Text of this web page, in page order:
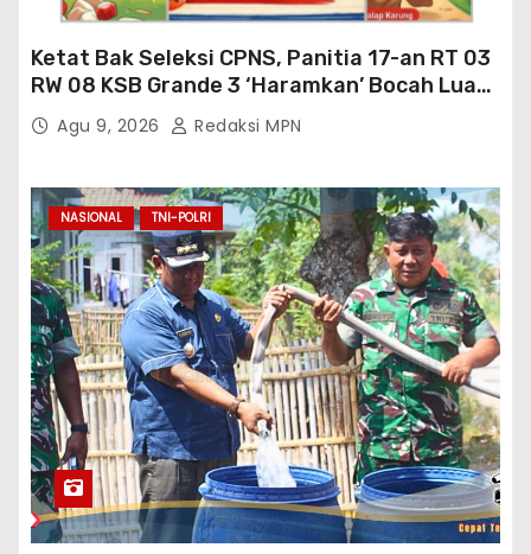
Ketat Bak Seleksi CPNS, Panitia 17-an RT 03
RW 08 KSB Grande 3 ‘Haramkan’ Bocah Luar
RT Ikut Lomba
Agu 9, 2026 Redaksi MPN
NASIONAL TNI-POLRI